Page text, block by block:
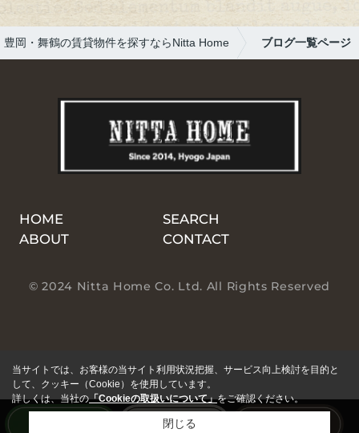
豊岡・舞鶴の賃貸物件を探すならNitta Home ブログ一覧ページ
HOME
SEARCH
ABOUT
CONTACT
© 2024 Nitta Home Co. Ltd. All Rights Reserved
当サイトでは、お客様の当サイト利用状況把握、サービス向上検討を目的と
して、クッキー（Cookie）を使用しています。
詳しくは、当社の「Cookieの取扱いについて」をご確認ください。
閉じる